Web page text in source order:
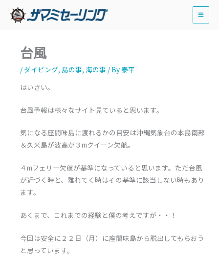
台風
/ ダイビング, 島の事,海の事 / By泰平
はいさい。
台風予報は様々なサイト見ていると思います。
気になる座間味島に渡れるかの目安は沖縄気象台の本島南部
＆久米島が波高が３mクイーン欠航。
４mフェリー欠航が基準になっていると思います。ただ台風
が近づく時と、離れてく時はその基準に該当しない時もあり
ます。
あくまで、これまでの経験と僕の考えですが・・！
今回は安全に２２日（月）に座間味島から脱出してもらおう
と思っています。